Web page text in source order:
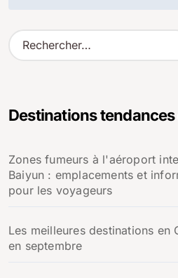
R
e
r
e
r
Destinations tendances
Zones fumeurs à l'aéroport
Baiyun : emplacements et
pour les voyageurs
Les meilleures destinations en
en septembre